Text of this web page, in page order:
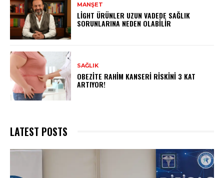
MANŞET
LIGHT ÜRÜNLER UZUN VADEDE SAĞLIK
SORUNLARINA NEDEN OLABILIR
SAĞLIK
OBEZITE RAHIM KANSERI RISKINI 3 KAT
ARTIYOR!
LATEST POSTS